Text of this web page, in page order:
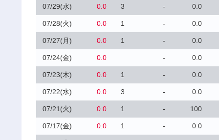
07/29(水) 0.0 3 - 0.0
07/28(火) 0.0 1 - 0.0
07/27(月) 0.0 1 - 0.0
07/24(金) 0.0 - 0.0
07/23(木) 0.0 1 - 0.0
07/22(水) 0.0 3 - 0.0
07/21(火) 0.0 1 - 100
07/17(金) 0.0 1 - 0.0